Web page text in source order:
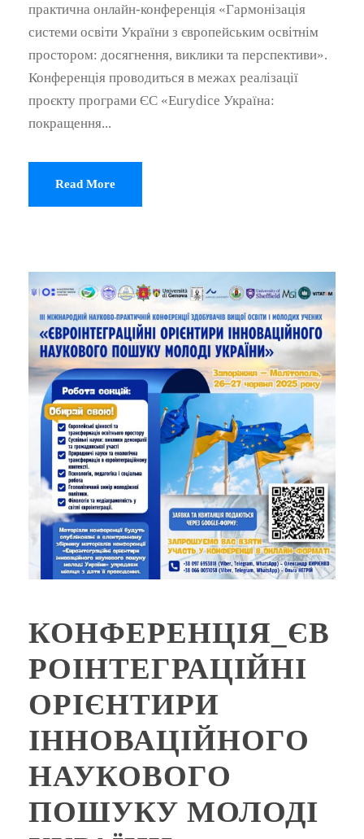
практична онлайн-конференція «Гармонізація
системи освіти України з європейським освітнім
простором: досягнення, виклики та перспективи».
Конференція проводиться в межах реалізації
проєкту програми ЄС «Eurydice Україна:
покращення...
Read More
КОНФЕРЕНЦІЯ_ЄВ
РОІНТЕГРАЦІЙНІ
ОРІЄНТИРИ
ІННОВАЦІЙНОГО
НАУКОВОГО
ПОШУКУ МОЛОДІ